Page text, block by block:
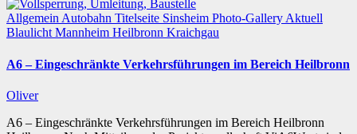
Allgemein Autobahn Titelseite Sinsheim Photo-Gallery Aktuell
Blaulicht Mannheim Heilbronn Kraichgau
A6 – Eingeschränkte Verkehrsführungen im Bereich Heilbronn
Oliver
A6 – Eingeschränkte Verkehrsführungen im Bereich Heilbronn